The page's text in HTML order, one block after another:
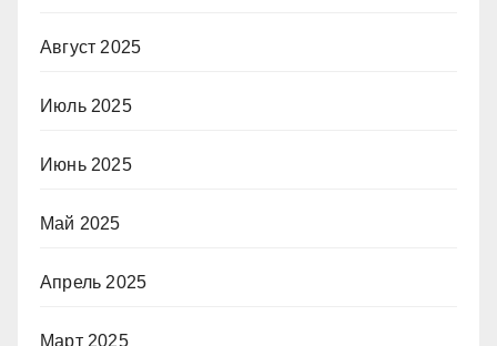
Август 2025
Июль 2025
Июнь 2025
Май 2025
Апрель 2025
Март 2025